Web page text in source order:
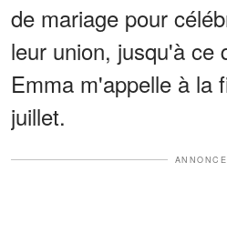
de mariage pour
leur union, jusqu'à ce
Emma m'appelle à la
juillet.